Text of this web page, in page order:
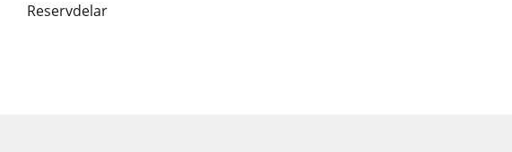
Reservdelar